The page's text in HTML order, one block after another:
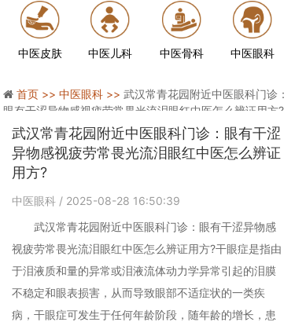
中医皮肤 中医儿科 中医骨科 中医眼科
首页 >> 中医眼科 >> 武汉常青花园附近中医眼科门诊：
眼有干涩异物感视疲劳常畏光流泪眼红中医怎么辨证用方?
武汉常青花园附近中医眼科门诊：眼有干涩
异物感视疲劳常畏光流泪眼红中医怎么辨证
用方?
中医眼科 / 2025-08-28 16:50:39
武汉常青花园附近中医眼科门诊：眼有干涩异物感
视疲劳常畏光流泪眼红中医怎么辨证用方?干眼症是指由
于泪液质和量的异常或泪液流体动力学异常引起的泪膜
不稳定和眼表损害，从而导致眼部不适症状的一类疾
病，干眼症可发生于任何年龄阶段，随年龄的增长，患